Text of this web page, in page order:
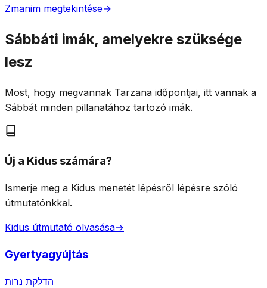
Zmanim megtekintése→
Sábbáti imák, amelyekre szüksége
lesz
Most, hogy megvannak Tarzana időpontjai, itt vannak a
Sábbát minden pillanatához tartozó imák.
Új a Kidus számára?
Ismerje meg a Kidus menetét lépésről lépésre szóló
útmutatónkkal.
Kidus útmutató olvasása→
Gyertyagyújtás
הדלקת נרות